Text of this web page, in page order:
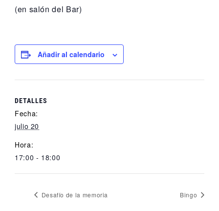
(en salón del Bar)
Añadir al calendario
DETALLES
Fecha:
julio 20
Hora:
17:00 - 18:00
Desafío de la memoria Bingo